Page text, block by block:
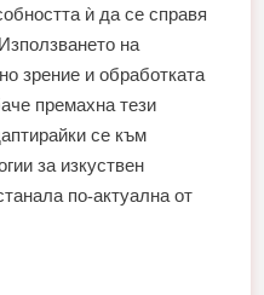
ѝ да се справя
на
зрение и обработката
премахна тези
се към
за изкуствен
по-актуална от